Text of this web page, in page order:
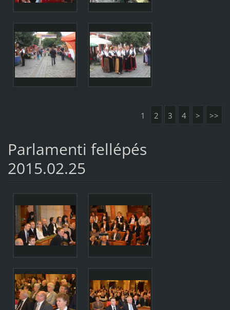
1 2 3 4 > >>
Parlamenti fellépés
2015.02.25